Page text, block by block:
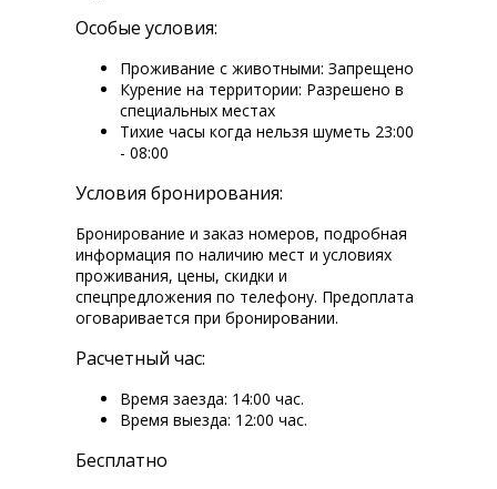
Особые условия:
Проживание с животными: Запрещено
Курение на территории: Разрешено в
специальных местах
Тихие часы когда нельзя шуметь 23:00
- 08:00
Условия бронирования:
Бронирование и заказ номеров, подробная
информация по наличию мест и условиях
проживания, цены, скидки и
спецпредложения по телефону. Предоплата
оговаривается при бронировании.
Расчетный час:
Время заезда: 14:00 час.
Время выезда: 12:00 час.
Бесплатно